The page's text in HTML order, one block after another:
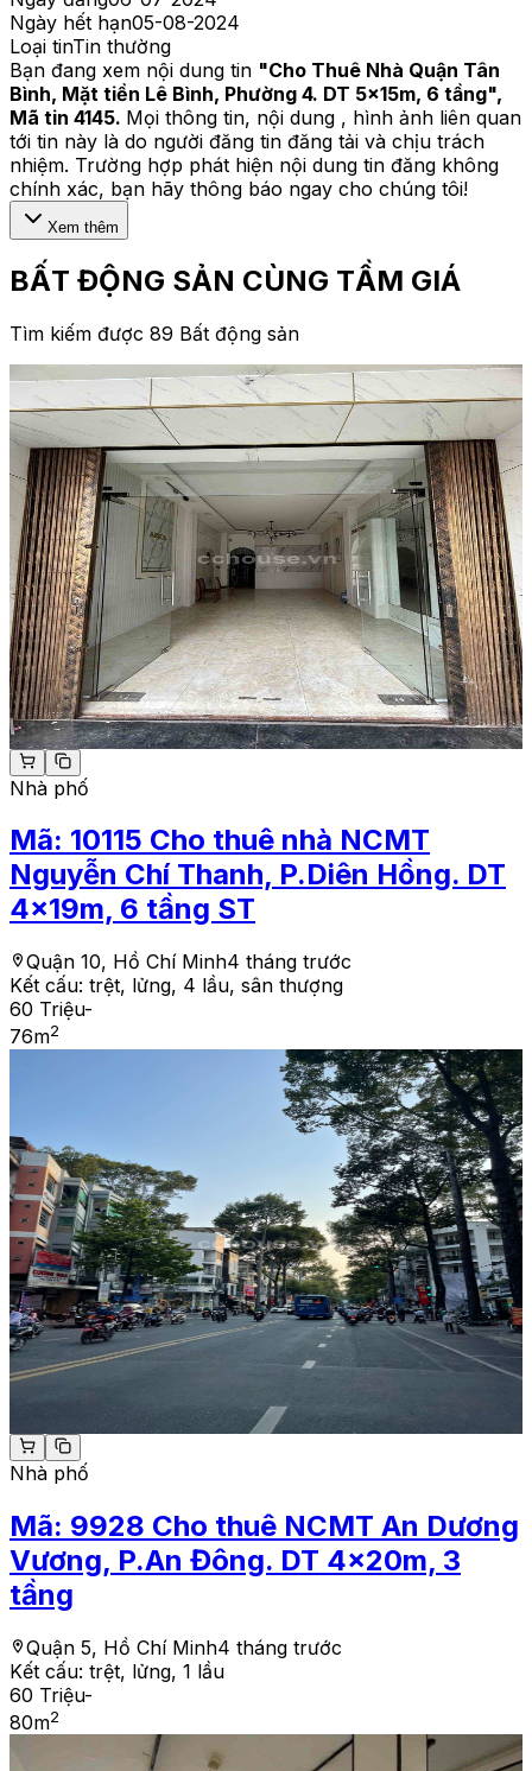
Ngày hết hạn05-08-2024
Loại tinTin thường
Bạn đang xem nội dung tin "Cho Thuê Nhà Quận Tân
Bình, Mặt tiền Lê Bình, Phường 4. DT 5x15m, 6 tầng",
Mã tin 4145. Mọi thông tin, nội dung , hình ảnh liên quan
tới tin này là do người đăng tin đăng tải và chịu trách
nhiệm. Trường hợp phát hiện nội dung tin đăng không
chính xác, bạn hãy thông báo ngay cho chúng tôi!
Xem thêm
BẤT ĐỘNG SẢN CÙNG TẦM GIÁ
Tìm kiếm được 89 Bất động sản
Nhà phố
Mã: 10115 Cho thuê nhà NCMT
Nguyễn Chí Thanh, P.Diên Hồng. DT
4x19m, 6 tầng ST
Quận 10, Hồ Chí Minh4 tháng trước
Kết cấu: trệt, lửng, 4 lầu, sân thượng
60 Triệu-
76m2
Nhà phố
Mã: 9928 Cho thuê NCMT An Dương
Vương, P.An Đông. DT 4x20m, 3
tầng
Quận 5, Hồ Chí Minh4 tháng trước
Kết cấu: trệt, lửng, 1 lầu
60 Triệu-
80m2